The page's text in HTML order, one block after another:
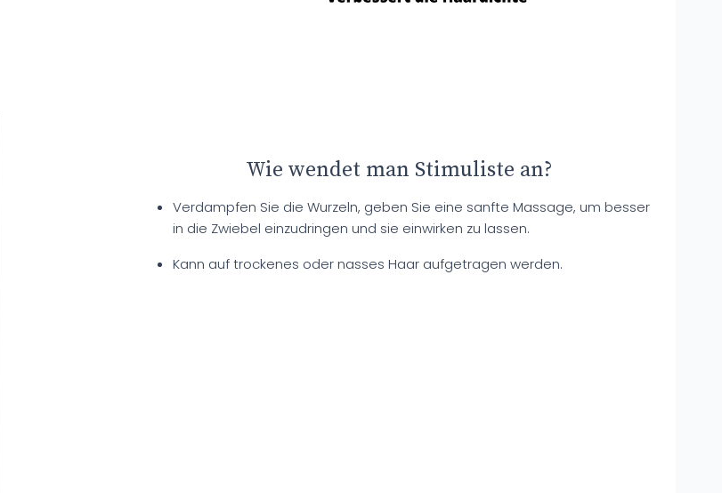
Wie wendet man Stimuliste an?
Verdampfen Sie die Wurzeln, geben Sie eine sanfte Massage, um besser
in die Zwiebel einzudringen und sie einwirken zu lassen.
Kann auf trockenes oder nasses Haar aufgetragen werden.